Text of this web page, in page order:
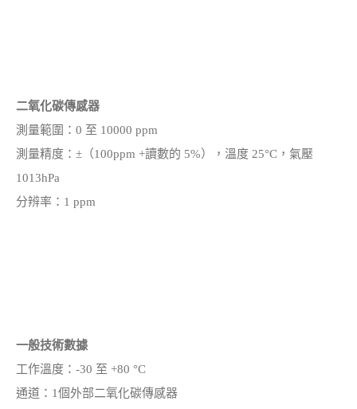
二氧化碳傳感器
測量範圍：0 至 10000 ppm
測量精度：±（100ppm +讀數的 5%），溫度 25°C，氣壓
1013hPa
分辨率：1 ppm
一般技術數據
工作溫度：-30 至 +80 °C
通道：1個外部二氧化碳傳感器